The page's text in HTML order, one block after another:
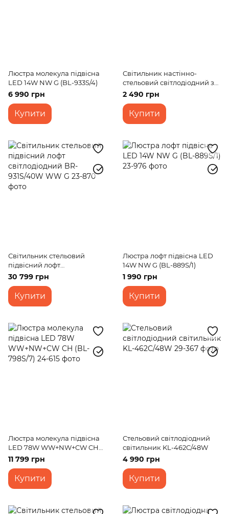
Люстра молекула підвісна
LED 14W NW G (BL-933S/4)
6 990 грн
Купити
Світильник настінно-
стельовий світлодіодний з
пультом W-617/30W RM
2 490 грн
Купити
Світильник стельовий
підвісний лофт
світлодіодний BR-931S/40W
30 799 грн
Купити
Люстра лофт підвісна LED
14W NW G (BL-889S/1)
1 990 грн
Купити
Люстра молекула підвісна
LED 78W WW+NW+CW CH
(BL-798S/7)
11 799 грн
Купити
Стельовий світлодіодний
світильник KL-462C/48W
4 990 грн
Купити